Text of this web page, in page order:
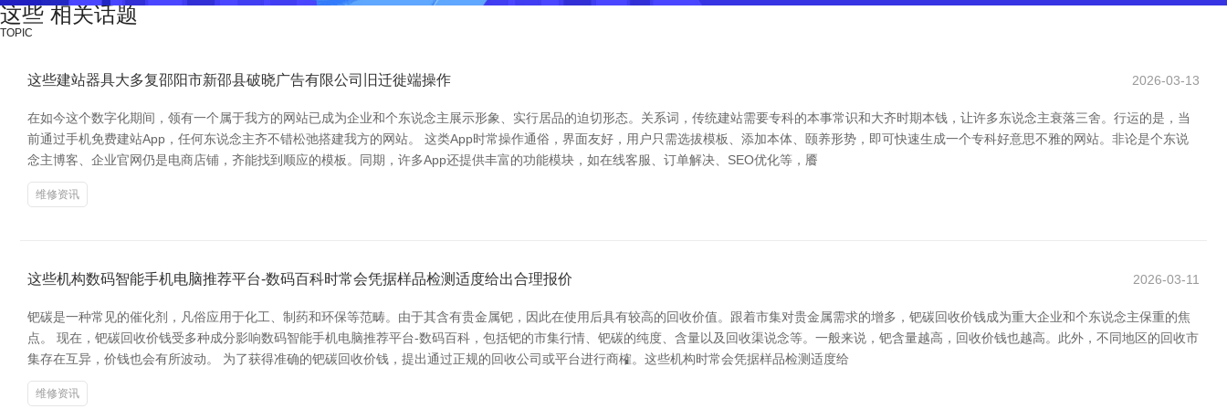
这些 相关话题
TOPIC
这些建站器具大多复邵阳市新邵县破晓广告有限公司旧迁徙端操作 2026-03-13
在如今这个数字化期间，领有一个属于我方的网站已成为企业和个东说念主展示形象、实行居品的迫切形态。关系词，传统建站需要专科的本事常识和大齐时期本钱，让许多东说念主衰落三舍。行运的是，当
前通过手机免费建站App，任何东说念主齐不错松弛搭建我方的网站。 这类App时常操作通俗，界面友好，用户只需选拔模板、添加本体、颐养形势，即可快速生成一个专科好意思不雅的网站。非论是个东说
念主博客、企业官网仍是电商店铺，齐能找到顺应的模板。同期，许多App还提供丰富的功能模块，如在线客服、订单解决、SEO优化等，餍
维修资讯
这些机构数码智能手机电脑推荐平台-数码百科时常会凭据样品检测适度给出合理报价 2026-03-11
钯碳是一种常见的催化剂，凡俗应用于化工、制药和环保等范畴。由于其含有贵金属钯，因此在使用后具有较高的回收价值。跟着市集对贵金属需求的增多，钯碳回收价钱成为重大企业和个东说念主保重的焦
点。 现在，钯碳回收价钱受多种成分影响数码智能手机电脑推荐平台-数码百科，包括钯的市集行情、钯碳的纯度、含量以及回收渠说念等。一般来说，钯含量越高，回收价钱也越高。此外，不同地区的回收市
集存在互异，价钱也会有所波动。 为了获得准确的钯碳回收价钱，提出通过正规的回收公司或平台进行商榷。这些机构时常会凭据样品检测适度给
维修资讯